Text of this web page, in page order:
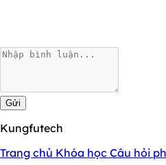
Gửi
Kungfutech
Trang chủ Khóa học Câu hỏi